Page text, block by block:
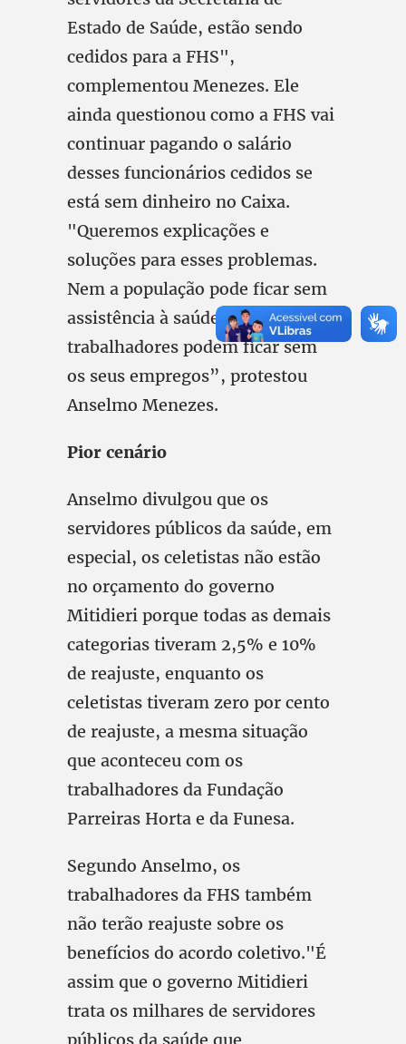
Estado de Saúde, estão sendo
cedidos para a FHS",
complementou Menezes. Ele
ainda questionou como a FHS vai
continuar pagando o salário
desses funcionários cedidos se
está sem dinheiro no Caixa.
"Queremos explicações e
soluções para esses problemas.
Nem a população pode ficar sem
assistência à saúde e nem os
trabalhadores podem ficar sem
os seus empregos”, protestou
Anselmo Menezes.
Pior cenário
Anselmo divulgou que os
servidores públicos da saúde, em
especial, os celetistas não estão
no orçamento do governo
Mitidieri porque todas as demais
categorias tiveram 2,5% e 10%
de reajuste, enquanto os
celetistas tiveram zero por cento
de reajuste, a mesma situação
que aconteceu com os
trabalhadores da Fundação
Parreiras Horta e da Funesa.
Segundo Anselmo, os
trabalhadores da FHS também
não terão reajuste sobre os
benefícios do acordo coletivo."É
assim que o governo Mitidieri
trata os milhares de servidores